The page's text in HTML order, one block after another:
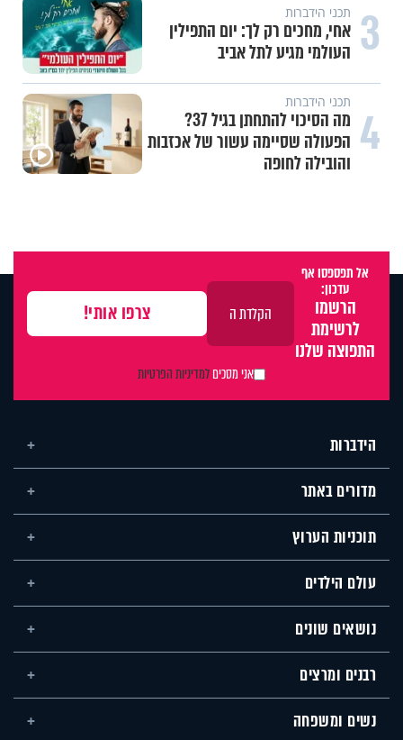
3 תכני הידברות
אחי, מחכים רק לך: יום התפילין
העולמי מגיע לתל אביב
4 תכני הידברות
מה הסיכוי להתחתן בגיל 37?
הפעולה שסיימה עשור של אכזבות
והובילה לחופה
אל תפספסו אף
עדכון:
הרשמו
לרשימת
התפוצה שלנו
אני מסכיםלמדיניות הפרטיות
הידברות
מדורים באתר
תוכניות הערוץ
עולם הילדים
נושאים שונים
רבנים ומרצים
נשים ומשפחה